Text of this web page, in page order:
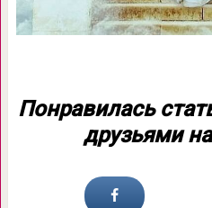
Понравилась
друзьями